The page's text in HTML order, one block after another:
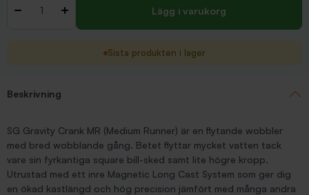
- + Lägg i varukorg
Sista produkten i lager
Beskrivning
SG Gravity Crank MR (Medium Runner) är en flytande wobbler
med bred wobblande gång. Betet flyttar mycket vatten tack
vare sin fyrkantiga square bill-sked samt lite högre kropp.
Utrustad med ett inre Magnetic Long Cast System som ger dig
en ökad kastlängd och hög precision jämfört med många andra